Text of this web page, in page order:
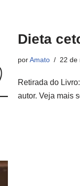
Dieta
porAmato 22 de
Retirada do
autor. Veja mais